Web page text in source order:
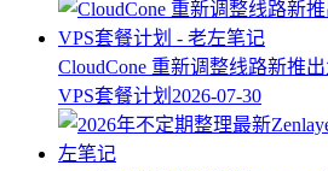
CloudCone 重新调整线路新推
VPS套餐计划 2026-07-30